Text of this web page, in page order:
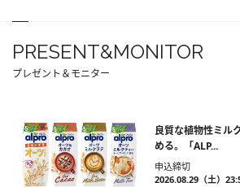
PRESENT&MONITOR
プレゼント＆モニター
良質な植物性ミル
める。「ALP...
申込締切
2026.08.29（土）